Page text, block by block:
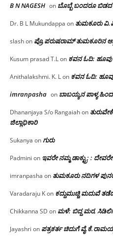
B N NAGESH on ಬೊಬ್ಬೆ ಬಂದರೂ ಬಿಡದ
Dr. B L Mukundappa on ತುಮಕೂರು‌
slashon ಪ್ರೊ.ಪರುಷರಾಮ್ ತುಮಕೂರಿನ
Kusum prasad T.Lon ಕವನ ಓದಿ: ಹೂವು
Anithalakshmi. K. Lon ಕವನ ಓದಿ:
imranpasha on ಬಾಬಯ್ಯನ ಪಾಳ್ಯ
Dhananjaya S/o Rangaiahon
ಜಿಲ್ಲಾಧಿಕಾರಿ
Sukanya on ಗುರು
Padmini on ಇವರೇ ನಮ್ಮ ಡಾಕ್ಟ್ರು; :
imranpasha on ತುಮಕೂರು ನದಿಗಳ
Varadaraju Kon ಕದ್ದುಮುಚ್ಚಿ ಮದುವೆ
Chikkanna SD on ಮಳೆ: ಬಿದ್ದ ಮರ,
Jayashri on ಪತ್ರಕರ್ತ ಚಿದುಗೆ ವೈ.ಕೆ.ರಾಮಯ್ಯ